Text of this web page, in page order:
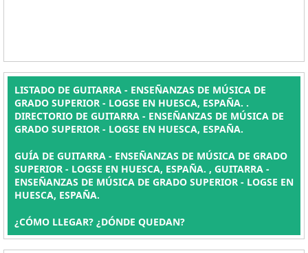
LISTADO DE GUITARRA - ENSEÑANZAS DE MÚSICA DE
GRADO SUPERIOR - LOGSE EN HUESCA, ESPAÑA. .
DIRECTORIO DE GUITARRA - ENSEÑANZAS DE MÚSICA DE
GRADO SUPERIOR - LOGSE EN HUESCA, ESPAÑA.
GUÍA DE GUITARRA - ENSEÑANZAS DE MÚSICA DE GRADO
SUPERIOR - LOGSE EN HUESCA, ESPAÑA. , GUITARRA -
ENSEÑANZAS DE MÚSICA DE GRADO SUPERIOR - LOGSE EN
HUESCA, ESPAÑA.
¿CÓMO LLEGAR? ¿DÓNDE QUEDAN?